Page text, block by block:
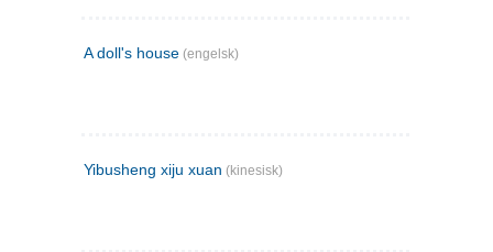
A doll's house (engelsk)
Yibusheng xiju xuan (kinesisk)